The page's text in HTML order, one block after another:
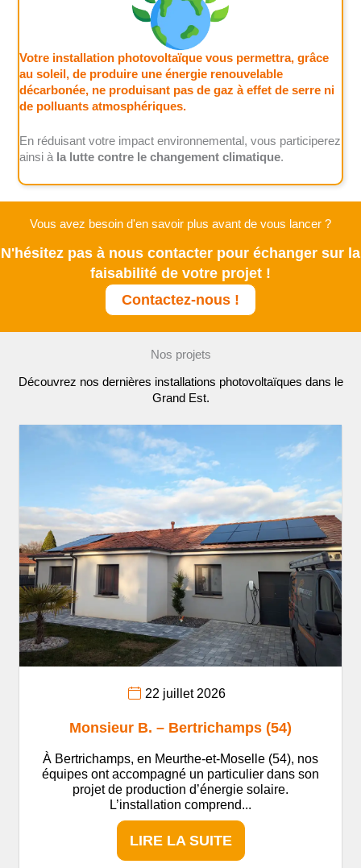
Votre installation photovoltaïque vous permettra, grâce
au soleil, de produire une énergie renouvelable
décarbonée, ne produisant pas de gaz à effet de serre ni
de polluants atmosphériques.
En réduisant votre impact environnemental, vous participerez
ainsi à la lutte contre le changement climatique.
Vous avez besoin d'en savoir plus avant de vous lancer ?
N'hésitez pas à nous contacter pour échanger sur la
faisabilité de votre projet !
Contactez-nous !
Nos projets
Découvrez nos dernières installations photovoltaïques dans le
Grand Est.
22 juillet 2026
Monsieur B. – Bertrichamps (54)
À Bertrichamps, en Meurthe-et-Moselle (54), nos
équipes ont accompagné un particulier dans son
projet de production d’énergie solaire.
L’installation comprend...
LIRE LA SUITE